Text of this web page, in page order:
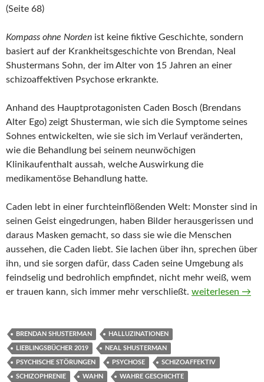
(Seite 68)
Kompass ohne Norden ist keine fiktive Geschichte, sondern
basiert auf der Krankheitsgeschichte von Brendan, Neal
Shustermans Sohn, der im Alter von 15 Jahren an einer
schizoaffektiven Psychose erkrankte.
Anhand des Hauptprotagonisten Caden Bosch (Brendans
Alter Ego) zeigt Shusterman, wie sich die Symptome seines
Sohnes entwickelten, wie sie sich im Verlauf veränderten,
wie die Behandlung bei seinem neunwöchigen
Klinikaufenthalt aussah, welche Auswirkung die
medikamentöse Behandlung hatte.
Caden lebt in einer furchteinflößenden Welt: Monster sind in
seinen Geist eingedrungen, haben Bilder herausgerissen und
daraus Masken gemacht, so dass sie wie die Menschen
aussehen, die Caden liebt. Sie lachen über ihn, sprechen über
ihn, und sie sorgen dafür, dass Caden seine Umgebung als
feindselig und bedrohlich empfindet, nicht mehr weiß, wem
er trauen kann, sich immer mehr verschließt. Kompass ohne
weiterlesen →
BRENDAN SHUSTERMAN HALLUZINATIONEN
LIEBLINGSBÜCHER 2019 NEAL SHUSTERMAN
PSYCHISCHE STÖRUNGEN PSYCHOSE SCHIZOAFFEKTIV
SCHIZOPHRENIE WAHN WAHRE GESCHICHTE